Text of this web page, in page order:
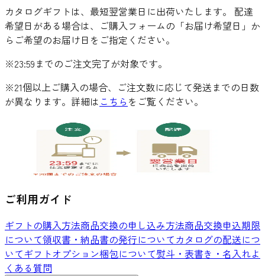
カタログギフトは、最短翌営業日に出荷いたします。 配達
希望日がある場合は、ご購入フォームの「お届け希望日」か
らご希望のお届け日をご指定ください。
※23:59までのご注文完了が対象です。
※21個以上ご購入の場合、ご注文数に応じて発送までの日数
が異なります。詳細は こちら をご覧ください。
ご利用ガイド
ギフトの購入方法商品交換の申し込み方法商品交換申込期限
について領収書・納品書の発行についてカタログの配送につ
いてギフトオプション梱包について熨斗・表書き・名入れよ
くある質問